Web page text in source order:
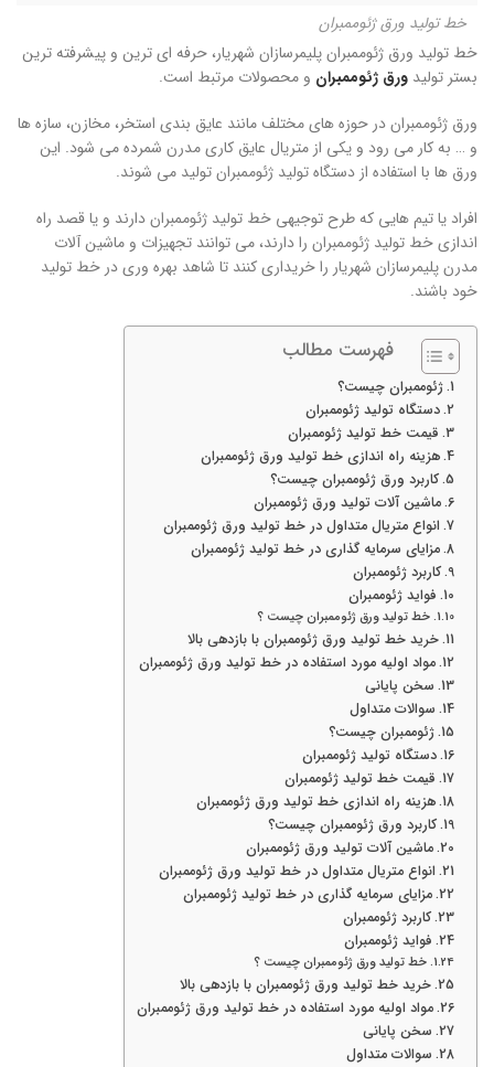
خط تولید ورق ژئوممبران
خط تولید ورق ژئوممبران پلیمرسازان شهریار، حرفه ای ترین و پیشرفته ترین
بستر تولید ورق ژئوممبران و محصولات مرتبط است.
ورق ژئوممبران در حوزه های مختلف مانند عایق بندی استخر، مخازن، سازه ها
و … به کار می رود و یکی از متریال عایق کاری مدرن شمرده می شود. این
ورق ها با استفاده از دستگاه تولید ژئوممبران تولید می شوند.
افراد یا تیم هایی که طرح توجیهی خط تولید ژئوممبران دارند و یا قصد راه
اندازی خط تولید ژئوممبران را دارند، می توانند تجهیزات و ماشین آلات
مدرن پلیمرسازان شهریار را خریداری کنند تا شاهد بهره وری در خط تولید
خود باشند.
فهرست مطالب
ژئوممبران چیست؟
دستگاه تولید ژئوممبران
قیمت خط تولید ژئوممبران
هزینه راه اندازی خط تولید ورق ژئوممبران
کاربرد ورق ژئوممبران چیست؟
ماشین آلات تولید ورق ژئوممبران
انواع متریال متداول در خط تولید ورق ژئوممبران
مزایای سرمایه گذاری در خط تولید ژئوممبران
کاربرد ژئوممبران
فواید ژئوممبران
خط تولید ورق ژئوممبران چیست ؟
خرید خط تولید ورق ژئوممبران با بازدهی بالا
مواد اولیه مورد استفاده در خط تولید ورق ژئوممبران
سخن پایانی
سوالات متداول
ژئوممبران چیست؟
دستگاه تولید ژئوممبران
قیمت خط تولید ژئوممبران
هزینه راه اندازی خط تولید ورق ژئوممبران
کاربرد ورق ژئوممبران چیست؟
ماشین آلات تولید ورق ژئوممبران
انواع متریال متداول در خط تولید ورق ژئوممبران
مزایای سرمایه گذاری در خط تولید ژئوممبران
کاربرد ژئوممبران
فواید ژئوممبران
خط تولید ورق ژئوممبران چیست ؟
خرید خط تولید ورق ژئوممبران با بازدهی بالا
مواد اولیه مورد استفاده در خط تولید ورق ژئوممبران
سخن پایانی
سوالات متداول